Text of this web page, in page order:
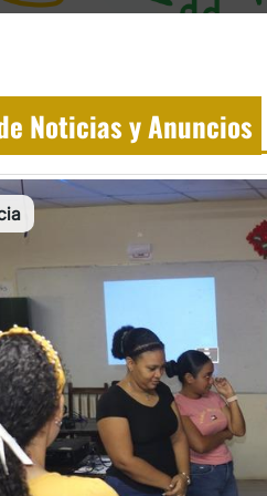
Noticias y Anuncios